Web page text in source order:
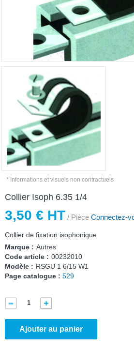
* Informations et visuels non contractuels
Collier Isoph 6.35 1/4
3,50 € HT / Pièce Connectez-
Collier de fixation isophonique
Marque : Autres
Code article : 00232010
Modèle : RSGU 1 6/15 W1
Page catalogue : 529
Ajouter au panier